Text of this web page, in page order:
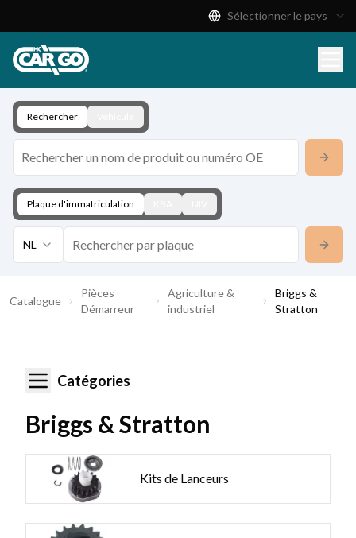
Télécharger
Contact
Sélectionner le pays
Rechercher
Plaque d'immatriculation
NL
Catalogue
Pièces
Démarreur
Agriculture &
industriel
Briggs &
Stratton
Catégories
Briggs & Stratton
Kits de Lanceurs